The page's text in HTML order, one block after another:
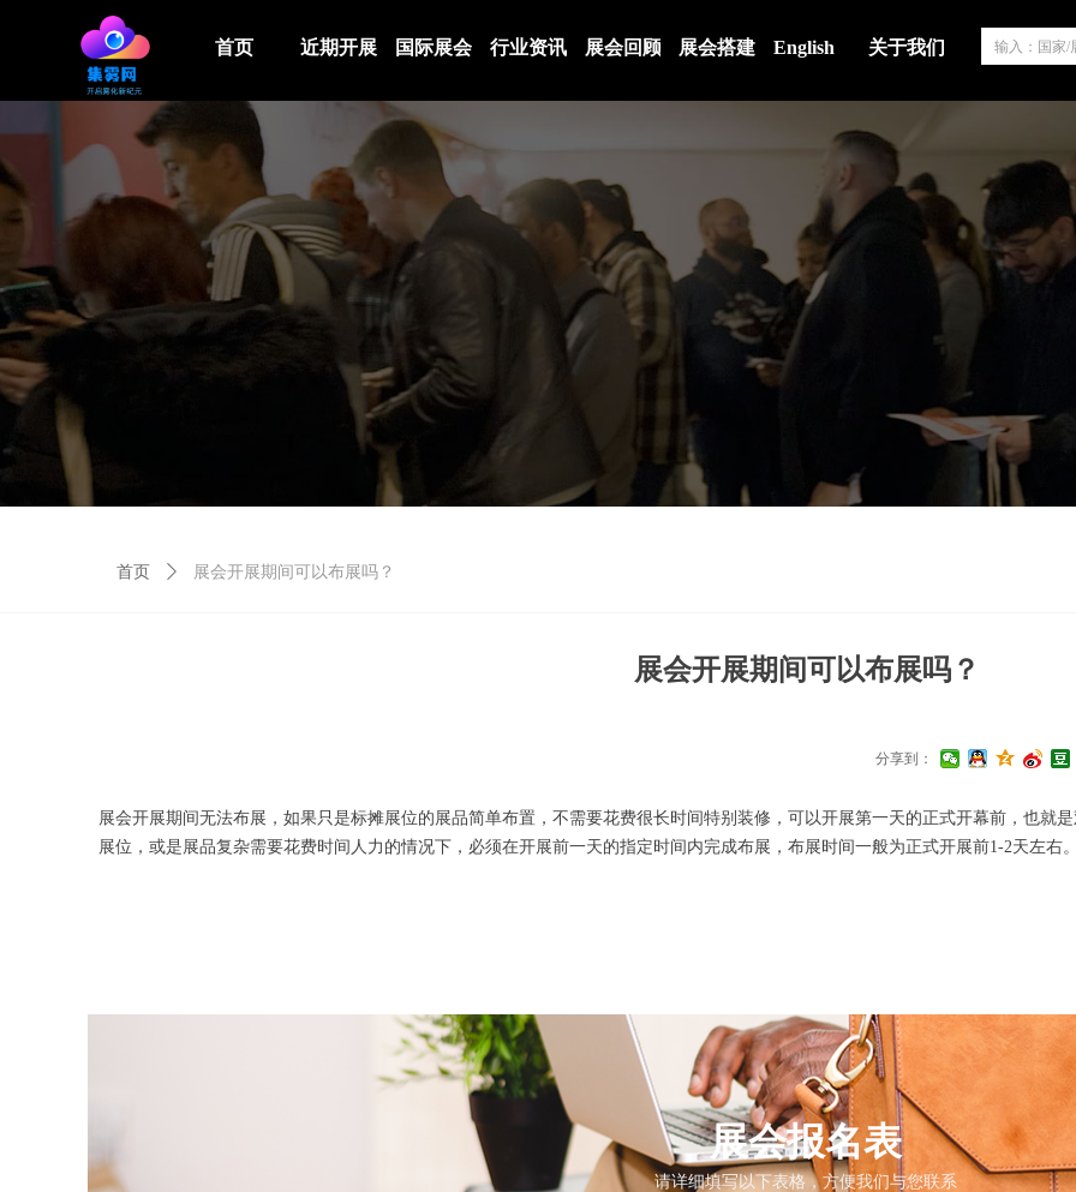
首页 近期开展 国际展会 行业资讯 展会回顾 展会搭建 English 关于我们
展会开展期间可以布展吗？
展会开展期间无法布展，如果只是标摊展位的展品简单布置，不需要花费很长时间特别装修，可以开展第一天的正式开幕前，也就
展位，或是展品复杂需要花费时间人力的情况下，必须在开展前一天的指定时间内完成布展，布展时间一般为正式开展前1-2天左右
首页 ꄲ 展会开展期间可以布展吗？
分享到：
展会报名表
请详细填写以下表格，方便我们与您联系